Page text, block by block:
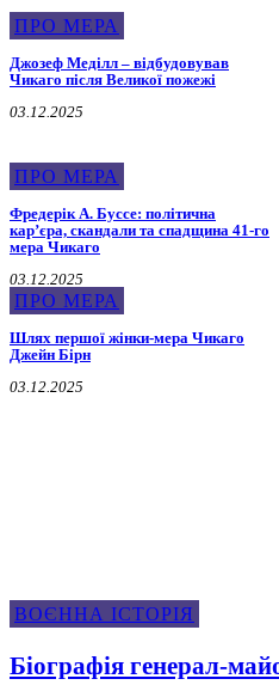
ПРО МЕРА
Джозеф Меділл – відбудовував
Чикаго після Великої пожежі
03.12.2025
ПРО МЕРА
Фредерік А. Буссе: політична
кар’єра, скандали та спадщина 41-го
мера Чикаго
03.12.2025
ПРО МЕРА
Шлях першої жінки-мера Чикаго
Джейн Бірн
03.12.2025
ВОЄННА ІСТОРІЯ
Біографія генерал-